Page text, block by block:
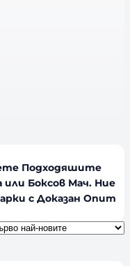
Подходяшите
Боксов Мач. Ние
с Доказан Опит